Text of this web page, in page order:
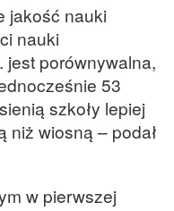
jakość nauki
nauki
jest porównywalna,
53
szkoły lepiej
niż wiosną – podał
w pierwszej